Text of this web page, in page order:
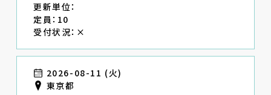
更新単位：
定員：10
受付状況：×
2026-08-11 (火)
東京都